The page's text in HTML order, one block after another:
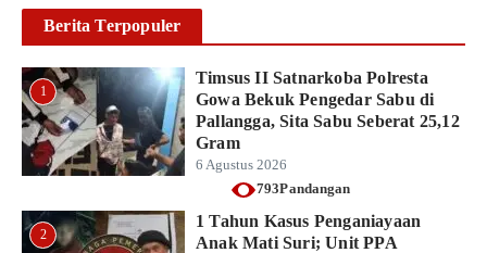
Berita Terpopuler
1
Timsus II Satnarkoba Polresta
Gowa Bekuk Pengedar Sabu di
Pallangga, Sita Sabu Seberat 25,12
Gram
6 Agustus 2026
793Pandangan
2
1 Tahun Kasus Penganiayaan
Anak Mati Suri; Unit PPA